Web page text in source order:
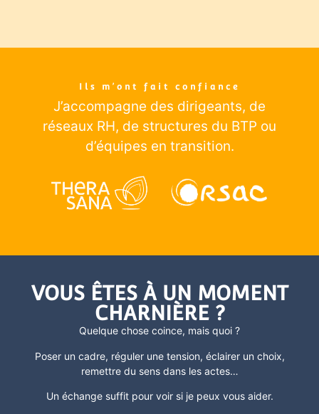
Ils m’ont fait confiance
J’accompagne des dirigeants, de
réseaux RH, de structures du BTP ou
d’équipes en transition.
VOUS ÊTES À UN MOMENT
CHARNIÈRE ?
Quelque chose coince, mais quoi ?
Poser un cadre, réguler une tension, éclairer un choix,
remettre du sens dans les actes…
Un échange suffit pour voir si je peux vous aider.